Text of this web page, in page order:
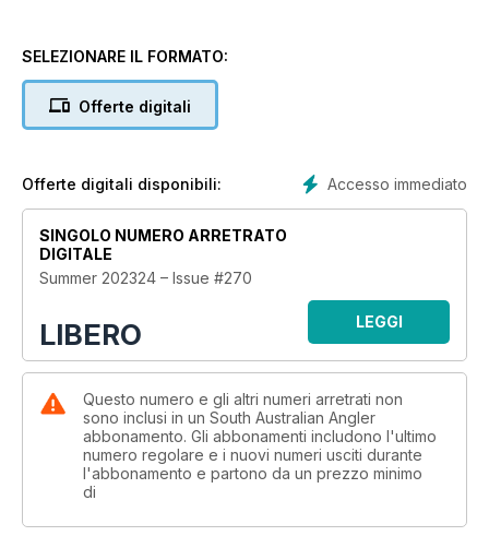
SELEZIONARE IL FORMATO:
Offerte digitali
Accesso immediato
Offerte digitali disponibili:
SINGOLO NUMERO ARRETRATO
DIGITALE
Summer 202324 – Issue #270
LIBERO LEGGI
Questo numero e gli altri numeri arretrati non
sono inclusi in un South Australian Angler
abbonamento. Gli abbonamenti includono l'ultimo
numero regolare e i nuovi numeri usciti durante
l'abbonamento e partono da un prezzo minimo
di